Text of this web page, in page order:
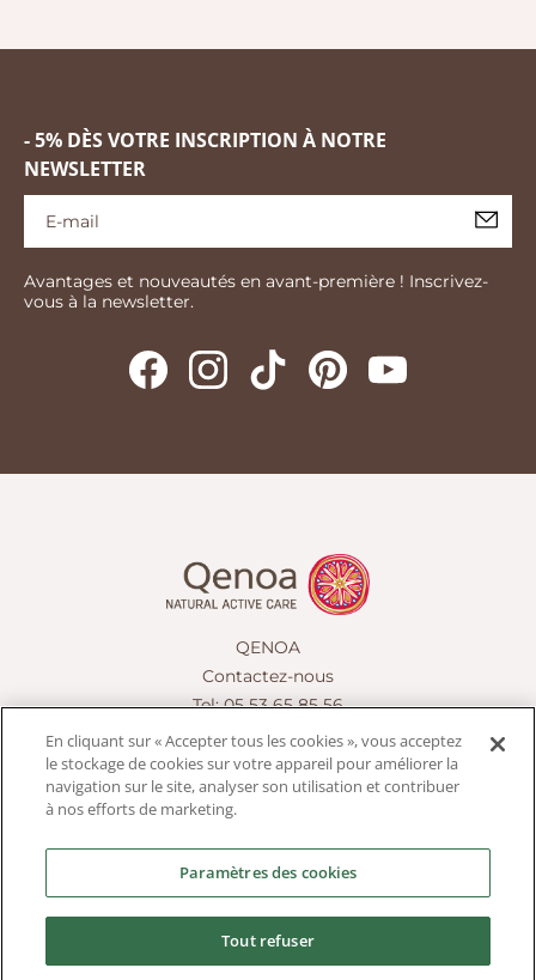
- 5% DÈS VOTRE INSCRIPTION À NOTRE
NEWSLETTER
Avantages et nouveautés en avant-première ! Inscrivez-
vous à la newsletter.
QENOA
Contactez-nous
Tel: 05 53 65 85 56
contact@qenoa.fr
Nos engagements
En cliquant sur « Accepter tous les cookies », vous acceptez
le stockage de cookies sur votre appareil pour améliorer la
navigation sur le site, analyser son utilisation et contribuer
à nos efforts de marketing.
Paramètres des cookies
Tout refuser